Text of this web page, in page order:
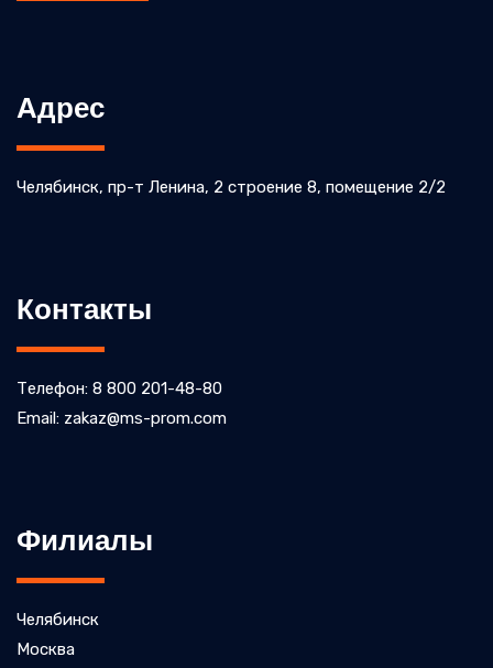
Адрес
Челябинск, пр-т Ленина, 2 строение 8, помещение 2/2
Контакты
Телефон: 8 800 201-48-80
Email: zakaz@ms-prom.com
Филиалы
Челябинск
Москва